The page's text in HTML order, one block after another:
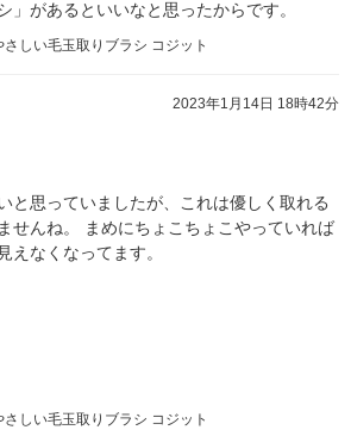
」があるといいなと思ったからです。
しい毛玉取りブラシ コジット
2023年1月14日 18時42分
と思っていましたが、これは優しく取れる
せんね。 まめにちょこちょこやっていれば
えなくなってます。
しい毛玉取りブラシ コジット